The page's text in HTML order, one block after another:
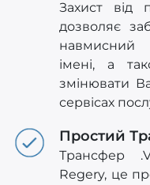
Захист від
дозволяє
навмисний
імені, а
змінювати
сервісах
Простий
Трансфер
Regery, це